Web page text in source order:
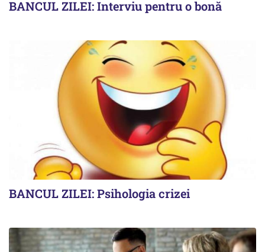
BANCUL ZILEI: Interviu pentru o bonă
BANCUL ZILEI: Psihologia crizei